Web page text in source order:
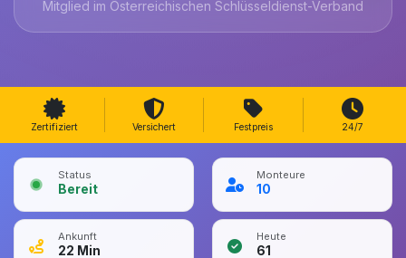
Mitglied im Österreichischen Schlüsseldienst-Verband
Zertifiziert Versichert Festpreis 24/7
Status
Bereit
Monteure
10
Ankunft
22 Min
Heute
61